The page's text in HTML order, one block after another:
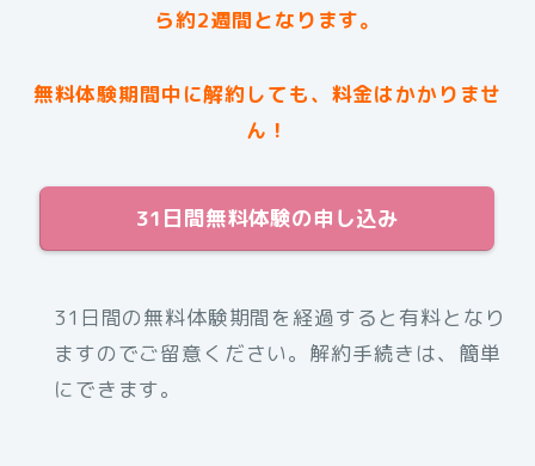
ら約2週間となります。
無料体験期間中に解約しても、料金はかかりませ
ん！
31日間無料体験の申し込み
31日間の無料体験期間を経過すると有料となり
ますのでご留意ください。解約手続きは、簡単
にできます。